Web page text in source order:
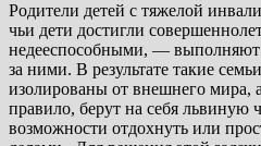
Родители детей с тяжелой
чьи дети достигли
недееспособными, — выполняют
за ними. В результате такие
изолированы от внешнего мира,
правило, берут на себя львиную
возможности отдохнуть или